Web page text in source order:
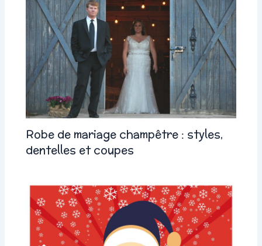
Robe de mariage champêtre : styles,
dentelles et coupes